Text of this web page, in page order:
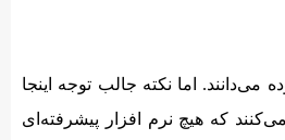
می‌دانند. اما نکته جالب توجه اینجا
که هیچ نرم افزار پیشرفته‌ای